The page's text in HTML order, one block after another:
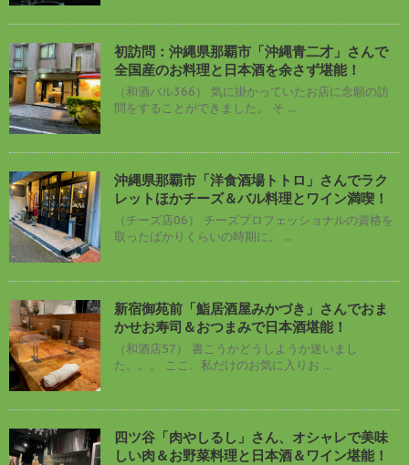
初訪問：沖縄県那覇市「沖縄青二才」さんで
全国産のお料理と日本酒を余さず堪能！
（和酒バル366） 気に掛かっていたお店に念願の訪
問をすることができました。 そ ...
沖縄県那覇市「洋食酒場トトロ」さんでラク
レットほかチーズ＆バル料理とワイン満喫！
（チーズ店06） チーズプロフェッショナルの資格を
取ったばかりくらいの時期に、 ...
新宿御苑前「鮨居酒屋みかづき」さんでおま
かせお寿司＆おつまみで日本酒堪能！
（和酒店57） 書こうかどうしようか迷いまし
た。。。 ここ、私だけのお気に入りお ...
四ツ谷「肉やしるし」さん、オシャレで美味
しい肉＆お野菜料理と日本酒＆ワイン堪能！